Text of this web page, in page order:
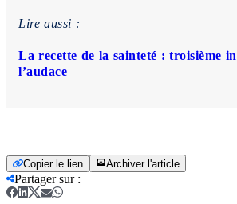
Lire aussi :
La recette de la sainteté : troisième
l’audace
Copier le lien Archiver l'article
Partager sur: